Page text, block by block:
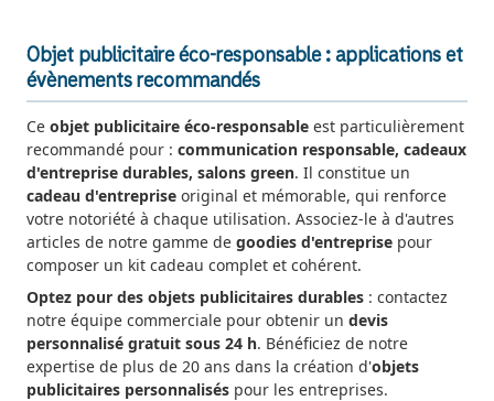
Objet publicitaire éco-responsable : applications et
évènements recommandés
Ce objet publicitaire éco-responsable est particulièrement
recommandé pour : communication responsable, cadeaux
d'entreprise durables, salons green. Il constitue un
cadeau d'entreprise original et mémorable, qui renforce
votre notoriété à chaque utilisation. Associez-le à d'autres
articles de notre gamme de goodies d'entreprise pour
composer un kit cadeau complet et cohérent.
Optez pour des objets publicitaires durables : contactez
notre équipe commerciale pour obtenir un devis
personnalisé gratuit sous 24 h. Bénéficiez de notre
expertise de plus de 20 ans dans la création d'objets
publicitaires personnalisés pour les entreprises.